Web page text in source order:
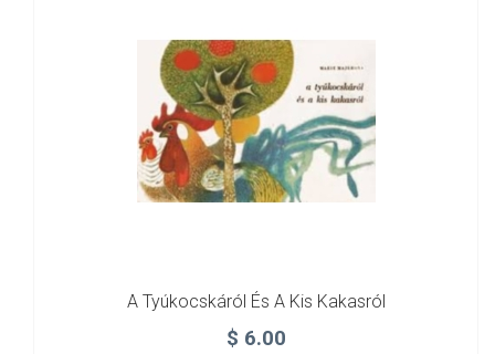
A ​tyúkocskáról És A Kis Kakasról
$ 6.00